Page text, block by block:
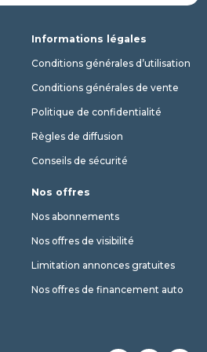
Informations légales
Conditions générales d’utilisation
Conditions générales de vente
Politique de confidentialité
Règles de diffusion
Conseils de sécurité
Nos offres
Nos abonnements
Nos offres de visibilité
Limitation annonces gratuites
Nos offres de financement auto